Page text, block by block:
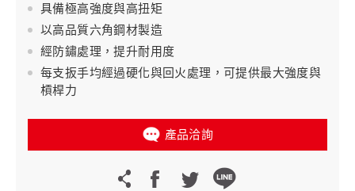
具備極高強度與高扭矩
以高品質六角鋼材製造
經防鏽處理，提升耐用度
每支扳手均經過硬化與回火處理，可提供最大強度與
槓桿力
產品洽詢